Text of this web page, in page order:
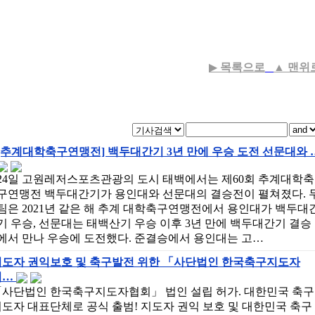
▶ 목록으로 ▲ 맨위
계대학축구연맹전] 백두대간기 3년 만에 우승 도전 선문대와
일 고원레저스포츠관광의 도시 태백에서는 제60회 추계대학축
연맹전 백두대간기가 용인대와 선문대의 결승전이 펼쳐졌다.
은 2021년 같은 해 추계 대학축구연맹전에서 용인대가 백두대
우승, 선문대는 태백산기 우승 이후 3년 만에 백두대간기 결승
서 만나 우승에 도전했다. 준결승에서 용인대는 고…
도자 권익보호 및 축구발전 위한 「사단법인 한국축구지도자
…
사단법인 한국축구지도자협회」 법인 설립 허가. 대한민국 축구
도자 대표단체로 공식 출범! 지도자 권익 보호 및 대한민국 축구